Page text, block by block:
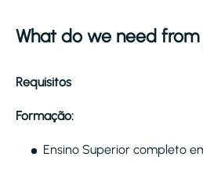
What do we need from
Requisitos
Formação:
Ensino Superior completo